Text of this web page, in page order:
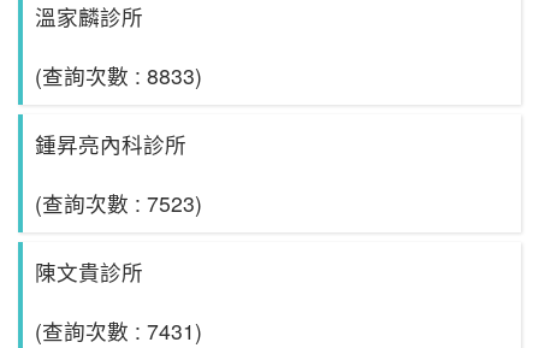
溫家麟診所
(查詢次數 : 8833)
鍾昇亮內科診所
(查詢次數 : 7523)
陳文貴診所
(查詢次數 : 7431)